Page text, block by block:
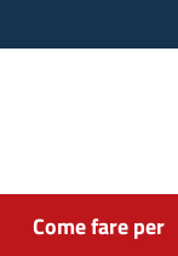
Come fare per